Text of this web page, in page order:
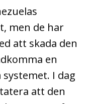
men de har
att skada den
en
I dag
att den